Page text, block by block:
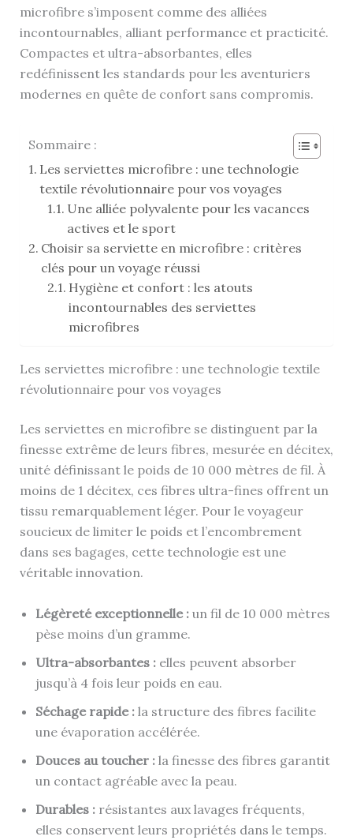
microfibre s’imposent comme des alliées
incontournables, alliant performance et practicité.
Compactes et ultra-absorbantes, elles
redéfinissent les standards pour les aventuriers
modernes en quête de confort sans compromis.
Sommaire :
Les serviettes microfibre : une technologie
textile révolutionnaire pour vos voyages
Une alliée polyvalente pour les vacances
actives et le sport
Choisir sa serviette en microfibre : critères
clés pour un voyage réussi
Hygiène et confort : les atouts
incontournables des serviettes
microfibres
Les serviettes microfibre : une technologie textile
révolutionnaire pour vos voyages
Les serviettes en microfibre se distinguent par la
finesse extrême de leurs fibres, mesurée en décitex,
unité définissant le poids de 10 000 mètres de fil. À
moins de 1 décitex, ces fibres ultra-fines offrent un
tissu remarquablement léger. Pour le voyageur
soucieux de limiter le poids et l’encombrement
dans ses bagages, cette technologie est une
véritable innovation.
Légèreté exceptionnelle :un fil de 10 000 mètres
pèse moins d’un gramme.
Ultra-absorbantes :elles peuvent absorber
jusqu’à 4 fois leur poids en eau.
Séchage rapide :la structure des fibres facilite
une évaporation accélérée.
Douces au toucher :la finesse des fibres garantit
un contact agréable avec la peau.
Durables :résistantes aux lavages fréquents,
elles conservent leurs propriétés dans le temps.